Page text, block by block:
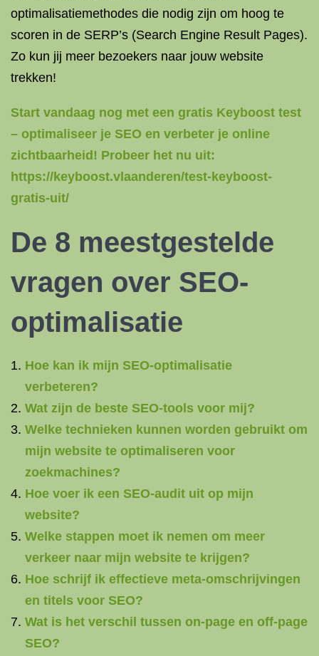
optimalisatiemethodes die nodig zijn om hoog te
scoren in de SERP’s (Search Engine Result Pages).
Zo kun jij meer bezoekers naar jouw website
trekken!
Start vandaag nog met een gratis Keyboost test
– optimaliseer je SEO en verbeter je online
zichtbaarheid! Probeer het nu uit:
https://keyboost.vlaanderen/test-keyboost-
gratis-uit/
De 8 meestgestelde
vragen over SEO-
optimalisatie
Hoe kan ik mijn SEO-optimalisatie
verbeteren?
Wat zijn de beste SEO-tools voor mij?
Welke technieken kunnen worden gebruikt om
mijn website te optimaliseren voor
zoekmachines?
Hoe voer ik een SEO-audit uit op mijn
website?
Welke stappen moet ik nemen om meer
verkeer naar mijn website te krijgen?
Hoe schrijf ik effectieve meta-omschrijvingen
en titels voor SEO?
Wat is het verschil tussen on-page en off-page
SEO?